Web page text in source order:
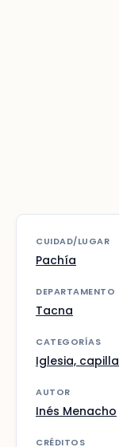
CUIDAD/LUGAR
Pachía
DEPARTAMENTO
Tacna
CATEGORÍAS
Iglesia, capilla
AUTOR
Inés Menacho
CRÉDITOS